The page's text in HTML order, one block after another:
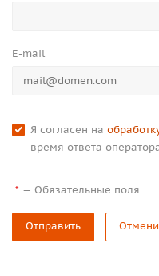
E-mail
Я согласен на
время ответа
* — Обязательные поля
Отправить